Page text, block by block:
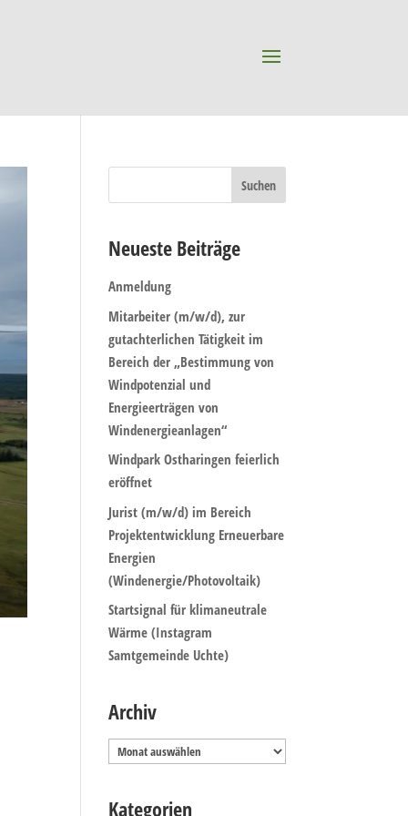
Neueste Beiträge
Anmeldung
Mitarbeiter (m/w/d), zur
gutachterlichen Tätigkeit im
Bereich der „Bestimmung von
Windpotenzial und
Energieerträgen von
Windenergieanlagen“
Windpark Ostharingen feierlich
eröffnet
Jurist (m/w/d) im Bereich
Projektentwicklung Erneuerbare
Energien
(Windenergie/Photovoltaik)
Startsignal für klimaneutrale
Wärme (Instagram
Samtgemeinde Uchte)
Archiv
Archiv
Kategorien